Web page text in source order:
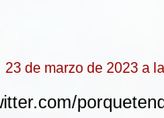
23 de marzo de 2023 a